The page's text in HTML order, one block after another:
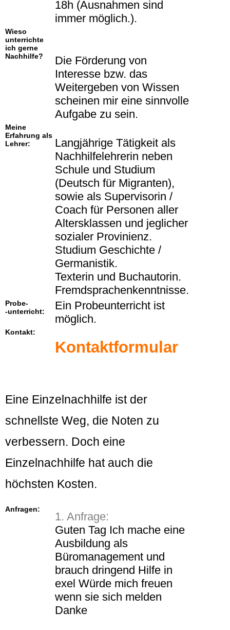
18h (Ausnahmen sind
immer möglich.).
Wieso
unterrichte
ich gerne
Nachhilfe?
Die Förderung von
Interesse bzw. das
Weitergeben von Wissen
scheinen mir eine sinnvolle
Aufgabe zu sein.
Meine
Erfahrung als
Lehrer:
Langjährige Tätigkeit als
Nachhilfelehrerin neben
Schule und Studium
(Deutsch für Migranten),
sowie als Supervisorin /
Coach für Personen aller
Altersklassen und jeglicher
sozialer Provinienz.
Studium Geschichte /
Germanistik.
Texterin und Buchautorin.
Fremdsprachenkenntnisse.
Probe-
-unterricht:
Ein Probeunterricht ist
möglich.
Kontakt:
Kontaktformular
Eine Einzelnachhilfe ist der
schnellste Weg, die Noten zu
verbessern. Doch eine
Einzelnachhilfe hat auch die
höchsten Kosten.
Anfragen:
1. Anfrage:
Guten Tag Ich mache eine
Ausbildung als
Büromanagement und
brauch dringend Hilfe in
exel Würde mich freuen
wenn sie sich melden
Danke